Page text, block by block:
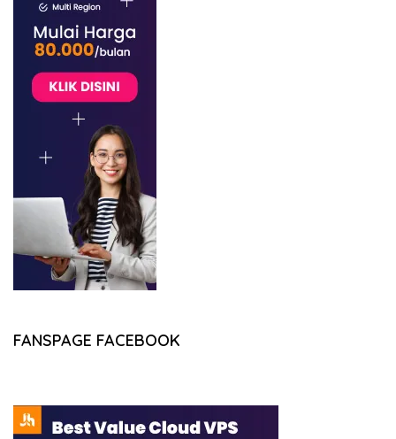
FANSPAGE FACEBOOK